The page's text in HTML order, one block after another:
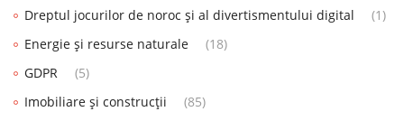
Dreptul jocurilor de noroc și al divertismentului digital
(1)
Energie și resurse naturale
(18)
GDPR
(5)
Imobiliare și construcții
(85)